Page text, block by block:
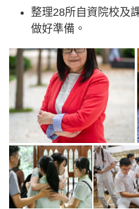
整理28所自資院校及
做好準備。